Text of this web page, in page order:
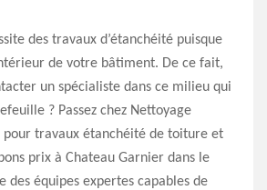
des travaux d’étanchéité puisque
de votre bâtiment. De ce fait,
un spécialiste dans ce milieu qui
? Passez chez Nettoyage
pour travaux étanchéité de toiture et
prix à Chateau Garnier dans le
des équipes expertes capables de